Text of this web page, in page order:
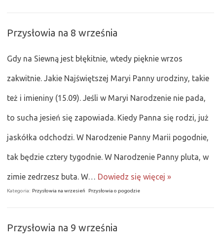
Przysłowia na 8 września
Gdy na Siewną jest błękitnie, wtedy pięknie wrzos
zakwitnie. Jakie Najświętszej Maryi Panny urodziny, takie
też i imieniny (15.09). Jeśli w Maryi Narodzenie nie pada,
to sucha jesień się zapowiada. Kiedy Panna się rodzi, już
jaskółka odchodzi. W Narodzenie Panny Marii pogodnie,
tak będzie cztery tygodnie. W Narodzenie Panny pluta, w
zimie zedrzesz buta. W… Dowiedz się więcej »
Kategoria: Przysłowia na wrzesień Przysłowia o pogodzie
Przysłowia na 9 września